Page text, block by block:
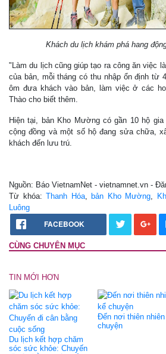
Khách du lịch khám phá hang
"Làm du lịch cũng giúp tạo ra công ăn việc
của bản, mỗi tháng có thu nhập ổn định từ
ôm đưa khách vào bản, làm việc ở các
Thào cho biết thêm.
Hiện tại, bản Kho Mường có gần 10 hộ
cộng đồng và một số hộ đang sửa chữa,
khách đến lưu trú.
Nguồn: Báo VietnamNet - vietnamnet.vn -
Từ khóa: Thanh Hóa, bản Kho Mường
Luông
FACEBOOK
CÙNG CHUYÊN MỤC
TIN MỚI HƠN
Du lịch kết hợp chăm
sóc sức khỏe: Chuyến
Đến nơi thiên
chuyện